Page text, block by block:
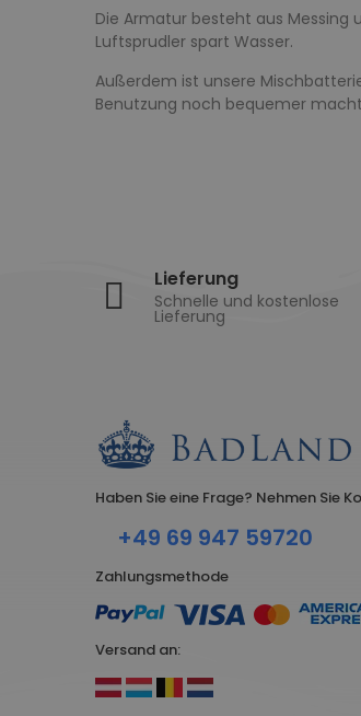
Die Armatur besteht aus
Luftsprudler spart Wasser.
Außerdem ist unsere
Benutzung noch bequemer
Lieferung
Schnelle und kostenlose
Lieferung
Haben Sie eine Frage? Nehmen Sie
+49 69 947 59720
Zahlungsmethode
Versand an: